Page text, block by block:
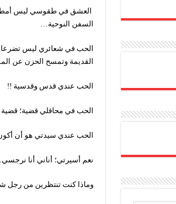
العشق في طقوسي ليس
السفن النوحية…
الحب في شعائري ليس تضرعا
القديمة وتمسح الحزن عن
الحب عندي قدس وقدسية !!
الحب في محافلي قضية؛
الحب عندي سيدتي هو أن أكون
نعم أسيرتي؛ أناني أنا
وماذا كنت تنتظرين من رجل